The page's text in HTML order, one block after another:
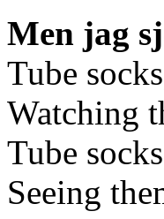
Men jag
Tube
Watching
Tube
Seeing